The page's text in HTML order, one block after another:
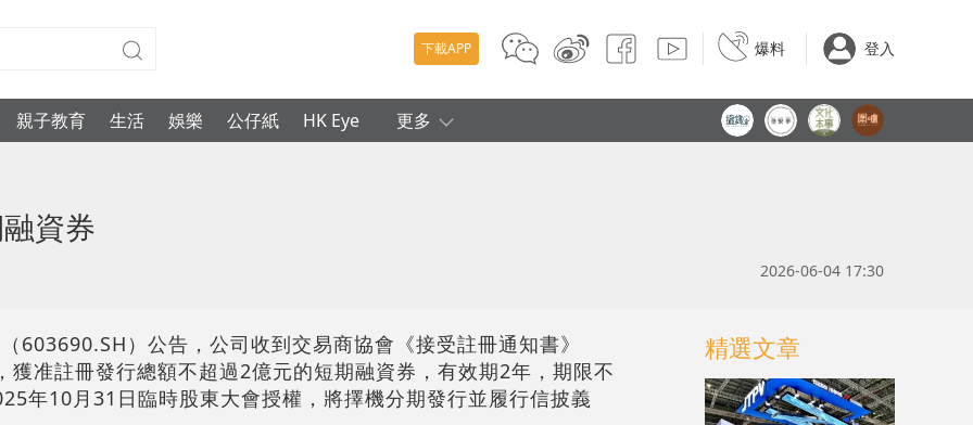
下載APP 爆料 登入
親子教育 生活 娛樂 公仔紙 HK Eye 更多
資券
2026-06-04 17:30
603690.SH）公告，公司收到交易商協會《接受註冊通知書》
獲准註冊發行總額不超過2億元的短期融資券，有效期2年，期限不
年10月31日臨時股東大會授權，將擇機分期發行並履行信披義
精選文章